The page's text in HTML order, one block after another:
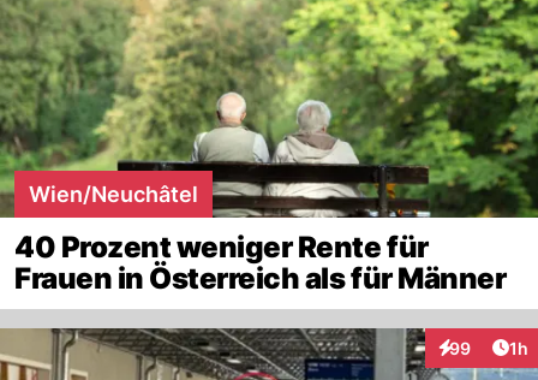
Wien/Neuchâtel
40 Prozent weniger Rente für
Frauen in Österreich als für Männer
99
Interaktionen
1h